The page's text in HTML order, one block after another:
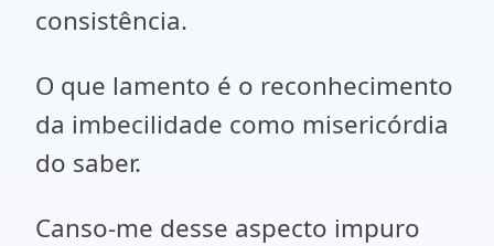
consistência.
O que lamento é o reconhecimento
da imbecilidade como misericórdia
do saber.
Canso-me desse aspecto impuro